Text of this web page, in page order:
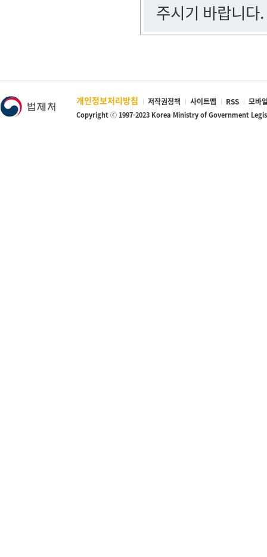
주시기 바랍니다.
개인정보처리방침 저작권정책 사이트맵 RSS 모바
Copyright ⓒ 1997-2023 Korea Ministry of Government